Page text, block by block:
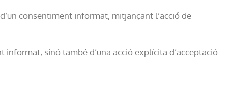
consentiment informat, mitjançant l’acció de
sinó també d’una acció explícita d’acceptació.